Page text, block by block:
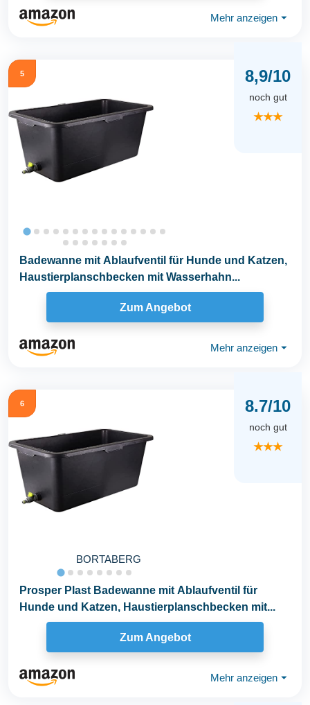
Mehr anzeigen ⏷
5 8,9/10
noch gut
★★★
Badewanne mit Ablaufventil für Hunde und Katzen,
Haustierplanschbecken mit Wasserhahn...
Zum Angebot
Mehr anzeigen ⏷
6
BORTABERG
8.7/10
noch gut
★★★
Prosper Plast Badewanne mit Ablaufventil für
Hunde und Katzen, Haustierplanschbecken mit...
Zum Angebot
Mehr anzeigen ⏷